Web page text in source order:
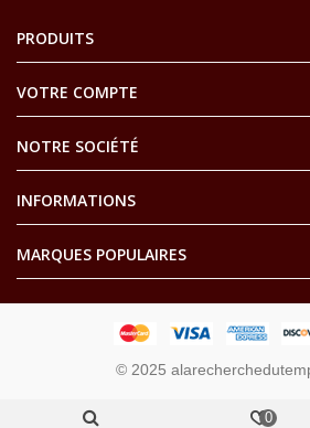
PRODUITS
VOTRE COMPTE
NOTRE SOCIÉTÉ
INFORMATIONS
MARQUES POPULAIRES
© 2025
0